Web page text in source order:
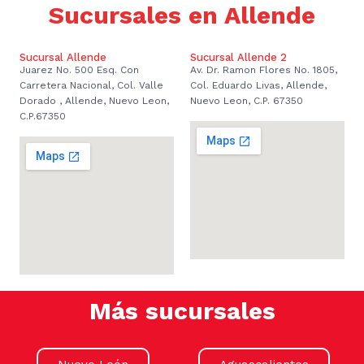
Sucursales en Allende
Sucursal Allende
Juarez No. 500 Esq. Con
Carretera Nacional, Col. Valle
Dorado , Allende, Nuevo Leon,
C.P.67350
Sucursal Allende 2
Av. Dr. Ramon Flores No. 1805,
Col. Eduardo Livas, Allende,
Nuevo Leon, C.P. 67350
Más sucursales